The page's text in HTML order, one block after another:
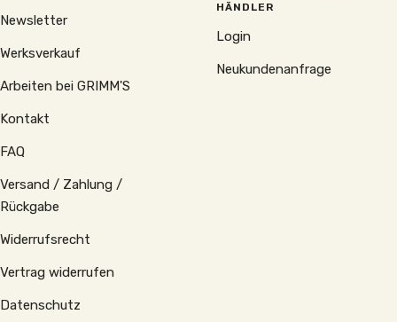
Newsletter
Werksverkauf
Arbeiten bei GRIMM'S
Kontakt
FAQ
Versand / Zahlung /
Rückgabe
Widerrufsrecht
Vertrag widerrufen
Datenschutz
HÄNDLER
Login
Neukundenanfrage